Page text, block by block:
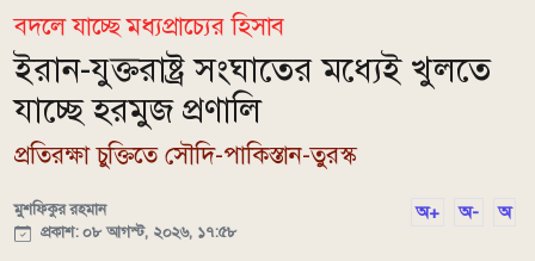
বদলে যাচ্ছে মধ্যপ্রাচ্যের হিসাব
ইরান-যুক্তরাষ্ট্র সংঘাতের মধ্যেই খুলতে
যাচ্ছে হরমুজ প্রণালি
প্রতিরক্ষা চুক্তিতে সৌদি-পাকিস্তান-তুরস্ক
মুশফিকুর রহমান
প্রকাশ: ০৮ আগস্ট, ২০২৬, ১৭:৫৮
অ+ অ- অ